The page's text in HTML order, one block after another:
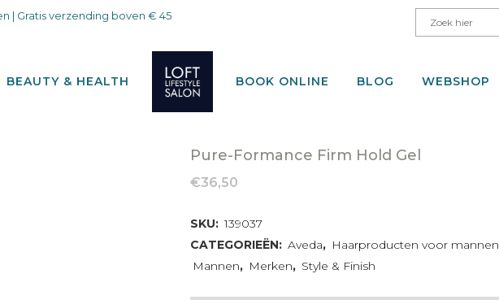
| Gratis verzending boven € 45
BEAUTY & HEALTH BOOK ONLINE BLOG WEBSHOP
Pure-Formance Firm Hold Gel
€36,50
SKU: 139037
CATEGORIEËN: Aveda, Haarproducten voor mannen
Mannen, Merken, Style & Finish